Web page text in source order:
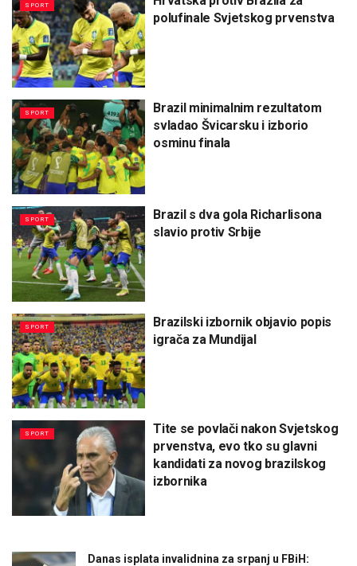
SPORT
polufinale Svjetskog prvenstva
SPORT
Brazil minimalnim rezultatom
svladao Švicarsku i izborio
osminu finala
SPORT
Brazil s dva gola Richarlisona
slavio protiv Srbije
SPORT
Brazilski izbornik objavio popis
igrača za Mundijal
SPORT
Tite se povlači nakon Svjetskog
prvenstva, evo tko su glavni
kandidati za novog brazilskog
izbornika
Danas isplata invalidnina za srpanj u FBiH: